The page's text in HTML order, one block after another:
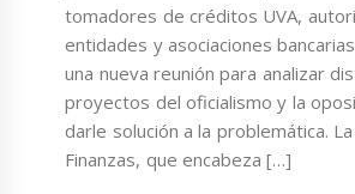
tomadores de créditos UVA,
entidades y asociaciones
una nueva reunión para analizar
proyectos del oficialismo y la
darle solución a la problemática.
Finanzas, que encabeza […]